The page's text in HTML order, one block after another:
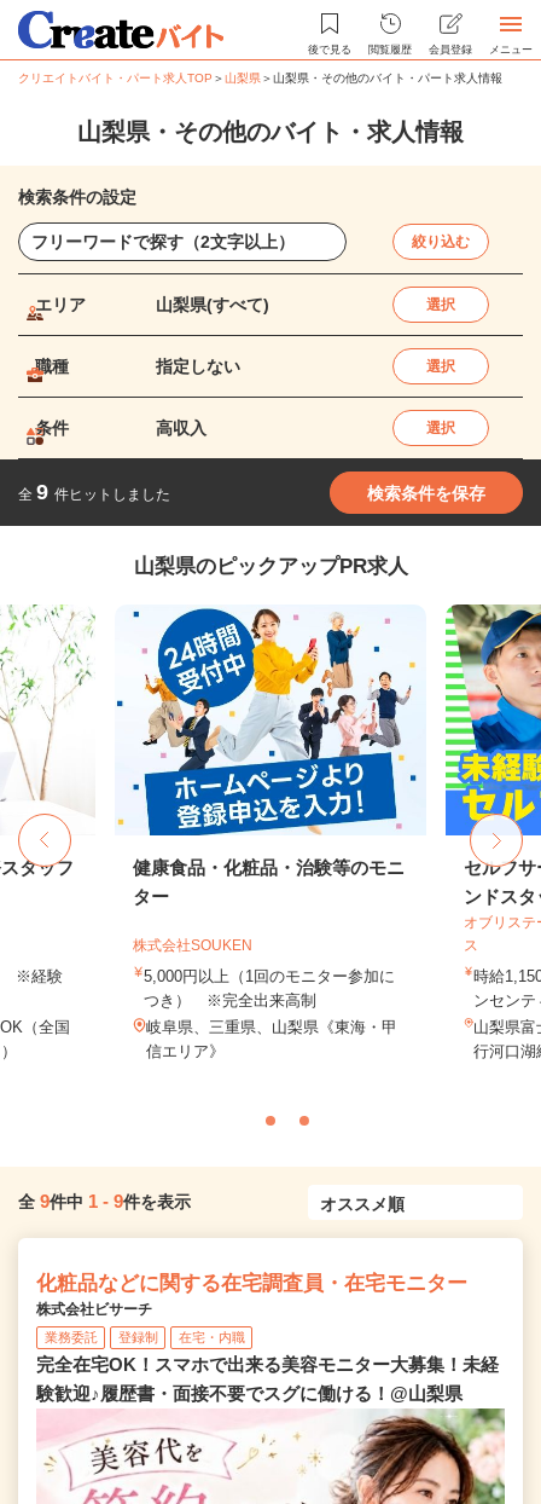
後で見る 閲覧履歴 会員登録 メニュー
クリエイトバイト・パート求人TOP ＞山梨県＞山梨県・その他のバイト・パート求人情報
山梨県・その他のバイト・求人情報
検索条件の設定
絞り込む
エリア 山梨県(すべて) 選択
職種 指定しない 選択
条件 高収入 選択
全 9 件ヒットしました 検索条件を保存
山梨県のピックアップPR求人
タッフ
※経験
（全国
健康食品・化粧品・治験等のモニ
ター
株式会社SOUKEN
5,000円以上（1回のモニター参加に
つき） ※完全出来高制
岐阜県、三重県、山梨県《東海・甲
信エリア》
セルフ
ンドスタ
オブリス
ス
時給
ンセン
山梨県富
行河口湖
全 9件中 1 - 9件を表示
化粧品などに関する在宅調査員・在宅モニター
株式会社ビサーチ
業務委託 登録制 在宅・内職
完全在宅OK！スマホで出来る美容モニター大募集！未経
験歓迎♪履歴書・面接不要でスグに働ける！@山梨県